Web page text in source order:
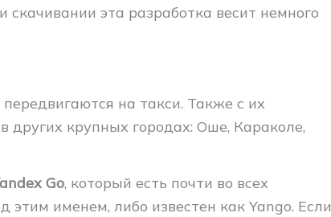
эта разработка весит немного
на такси. Также с их
других крупных городах: Оше, Караколе,
Go, который есть почти во всех
этим именем, либо известен как Yango. Если